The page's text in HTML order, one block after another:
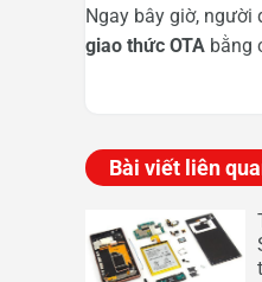
Ngay bây giờ, người
giao thức OTA bằng
Bài viết liên